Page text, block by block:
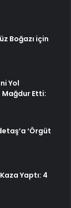
Boğazı için
Yol
Mağdur Etti:
‘Örgüt
Yaptı: 4